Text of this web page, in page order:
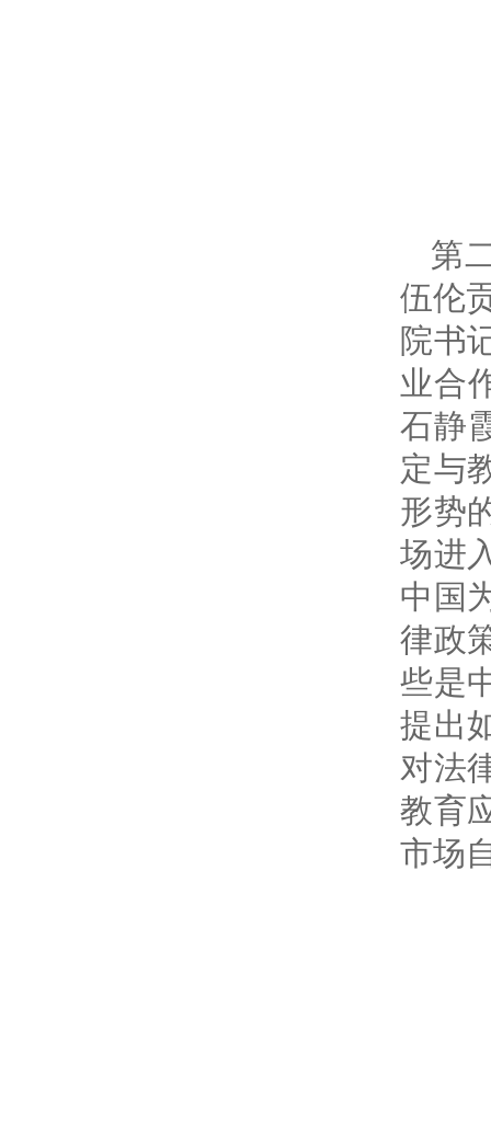
第
伍伦
院书
业合
石静
定与
形势
场进
中国
律政
些是
提出
对法
教育
市场